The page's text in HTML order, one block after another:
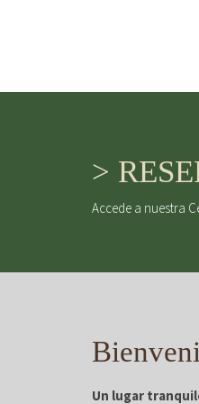
>
Accede a nuestra
Un lugar